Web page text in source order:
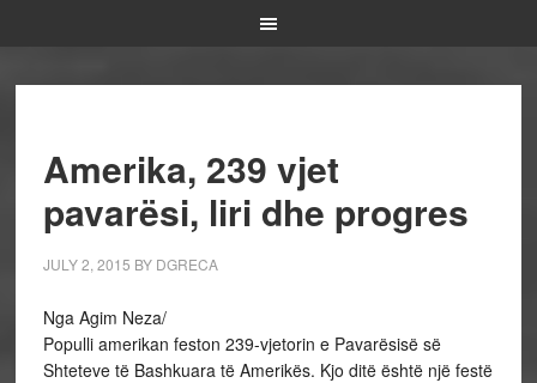
Amerika, 239 vjet
pavarësi, liri dhe progres
JULY 2, 2015 BY DGRECA
Nga Agim Neza/
Populli amerikan feston 239-vjetorin e Pavarësisë së
Shteteve të Bashkuara të Amerikës. Kjo ditë është një festë